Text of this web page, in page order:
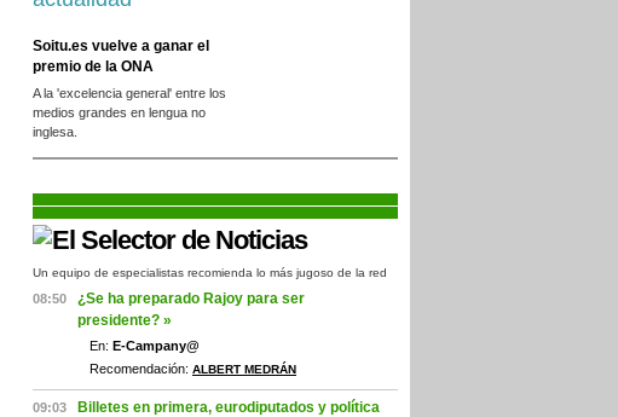
Soitu.es vuelve a ganar el
premio de la ONA
A la 'excelencia general' entre los
medios grandes en lengua no
inglesa.
Un equipo de especialistas recomienda lo más jugoso de la red
08:50
¿Se ha preparado Rajoy para ser
presidente? »
En: E-Campany@
Recomendación: ALBERT MEDRÁN
09:03
Billetes en primera, eurodiputados y política